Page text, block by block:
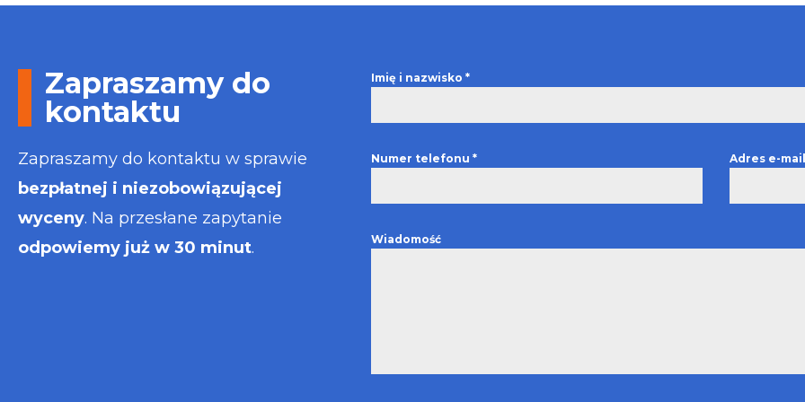
wystawiona błyskawicznie.
Polecam
Zapraszamy do
kontaktu
Zapraszamy do kontaktu w sprawie
bezpłatnej i niezobowiązującej
wyceny. Na przesłane zapytanie
odpowiemy już w 30 minut.
Imię i nazwisko*
Numer telefonu* Adres e-
Wiadomość